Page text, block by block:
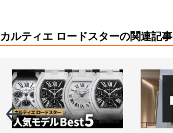
カルティエ ロードスターの関連記事